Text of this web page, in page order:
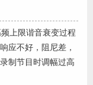
上限谐音衰变过程
应不好，阻尼差，
制节目时调幅过高